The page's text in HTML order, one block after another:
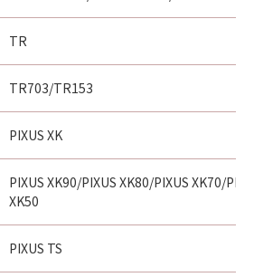
TR
TR703/TR153
PIXUS XK
PIXUS XK90/PIXUS XK80/PIXUS XK70/
XK50
PIXUS TS